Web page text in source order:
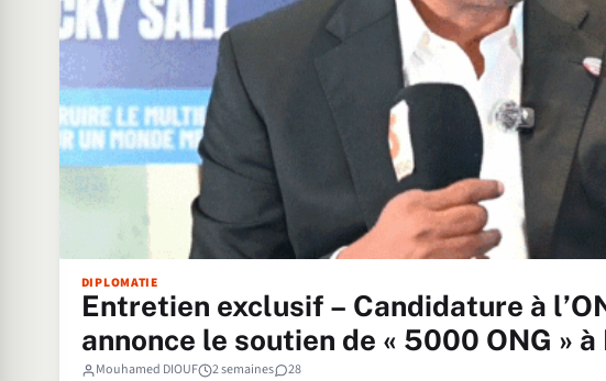
DIPLOMATIE
Entretien exclusif – Candidature à
annonce le soutien de « 5000 ONG »
Mouhamed DIOUF 2 semaines 28